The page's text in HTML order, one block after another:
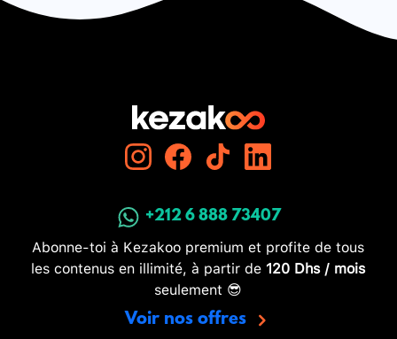
+212 6 888 73407
Abonne-toi à Kezakoo premium et profite de tous
les contenus en illimité, à partir de 120 Dhs / mois
seulement 😎
Voir nos offres